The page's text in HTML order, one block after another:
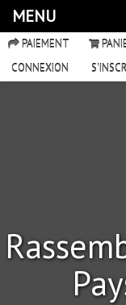
MENU
PAIEMENT
CONNEXION